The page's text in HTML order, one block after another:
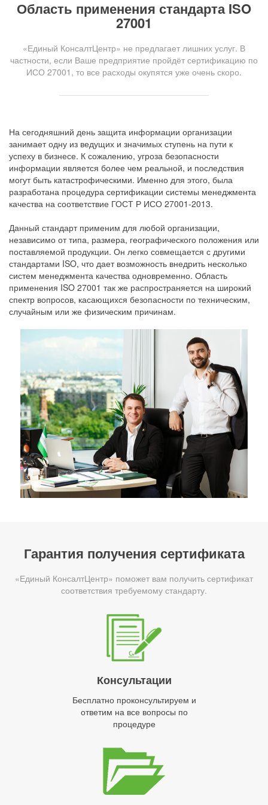
Область применения стандарта ISO
27001
«Единый КонсалтЦентр» не предлагает лишних услуг. В
частности, если Ваше предприятие пройдёт сертификацию по
ИСО 27001, то все расходы окупятся уже очень скоро.
На сегодняшний день защита информации организации
занимает одну из ведущих и значимых ступень на пути к
успеху в бизнесе. К сожалению, угроза безопасности
информации является более чем реальной, и последствия
могут быть катастрофическими. Именно для этого, была
разработана процедура сертификации системы менеджмента
качества на соответствие ГОСТ Р ИСО 27001-2013.
Данный стандарт применим для любой организации,
независимо от типа, размера, географического положения или
поставляемой продукции. Он легко совмещается с другими
стандартами ISO, что дает возможность внедрить несколько
систем менеджмента качества одновременно. Область
применения ISO 27001 так же распространяется на широкий
спектр вопросов, касающихся безопасности по техническим,
случайным или же физическим причинам.
Гарантия получения сертификата
«Единый КонсалтЦентр» поможет вам получить сертификат
соответствия требуемому стандарту.
Консультации
Бесплатно проконсультируем и
ответим на все вопросы по
процедуре